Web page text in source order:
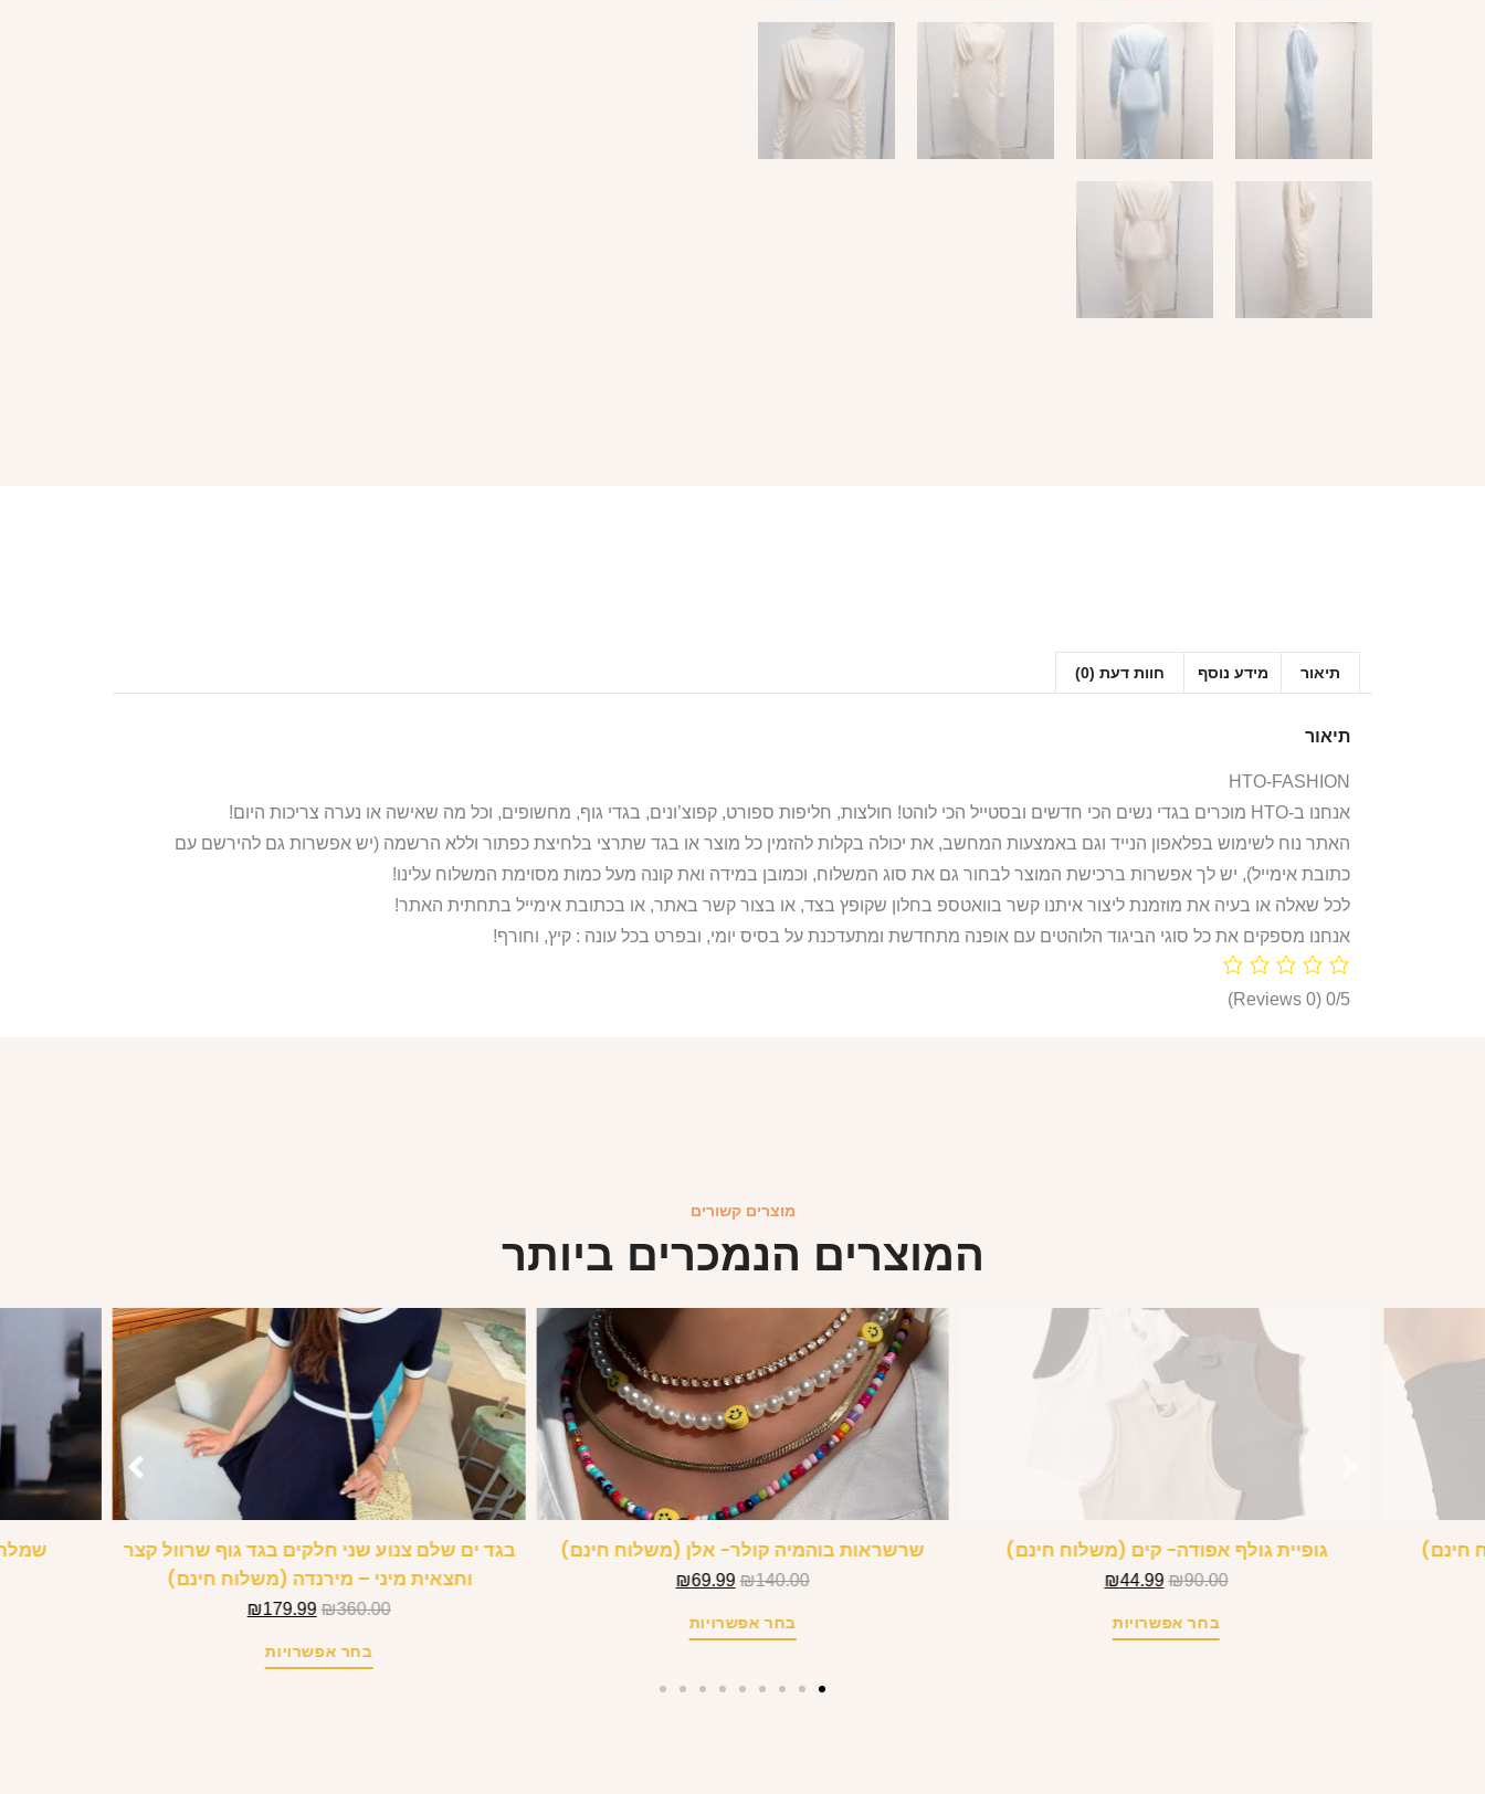
תיאור מידע נוסף חוות דעת (0)
תיאור
HTO-FASHION
אנחנו ב-HTO מוכרים בגדי נשים הכי חדשים ובסטייל הכי לוהט! חולצות, חליפות ספורט, קפוצ’ונים, בגדי גוף, מחשופים, וכל מה שאישה או נערה צריכות היום!
האתר נוח לשימוש בפלאפון הנייד וגם באמצעות המחשב, את יכולה בקלות להזמין כל מוצר או בגד שתרצי בלחיצת כפתור וללא הרשמה (יש אפשרות גם להירשם עם
כתובת אימייל), יש לך אפשרות ברכישת המוצר לבחור גם את סוג המשלוח, וכמובן במידה ואת קונה מעל כמות מסוימת המשלוח עלינו!
לכל שאלה או בעיה את מוזמנת ליצור איתנו קשר בוואטספ בחלון שקופץ בצד, או בצור קשר באתר, או בכתובת אימייל בתחתית האתר!
אנחנו מספקים את כל סוגי הביגוד הלוהטים עם אופנה מתחדשת ומתעדכנת על בסיס יומי, ובפרט בכל עונה : קיץ, וחורף!
0/5
(0 Reviews)
מוצרים קשורים
המוצרים הנמכרים ביותר
חינם) גופיית גולף אפודה- קים (משלוח חינם)
₪90.00
₪44.99
בחר אפשרויות
שרשראות בוהמיה קולר- אלן (משלוח חינם)
₪140.00
₪69.99
בחר אפשרויות
בגד ים שלם צנוע שני חלקים בגד גוף שרוול קצר
וחצאית מיני – מירנדה (משלוח חינם)
₪360.00
₪179.99
בחר אפשרויות